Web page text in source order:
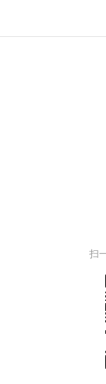
扫